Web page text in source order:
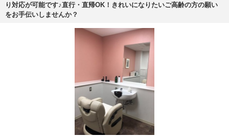
り対応が可能です♪直行・直帰OK！きれいになりたいご高齢の方の願い
をお手伝いしませんか？